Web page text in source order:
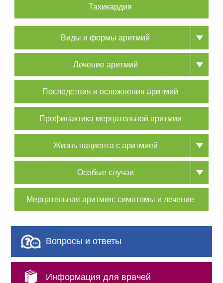
Тахикардия
Виды и формы аритмий
Лечение аритмий
Последствия и осложнения аритмий
Профилактика мерцательной аритмии
Жизнь пациента с аритмией
Особые случаи
Мерцательная аритмия: симптомы и лечение
Вопросы и ответы
Информация для врачей